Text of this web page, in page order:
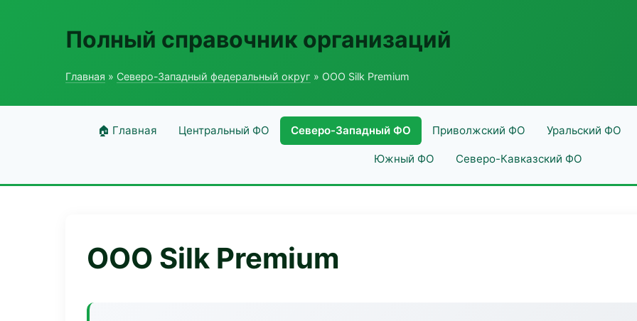
Полный справочник организаций
Главная » Северо-Западный федеральный округ » ООО Silk Premium
🏠 Главная Центральный ФО Северо-Западный ФО Приволжский ФО Уральский ФО
Южный ФО Северо-Кавказский ФО
ООО Silk Premium